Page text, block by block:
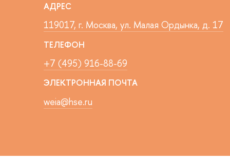
АДРЕС
119017, г. Москва, ул. Малая Ордынка, д. 17
ТЕЛЕФОН
+7 (495) 916-88-69
ЭЛЕКТРОННАЯ ПОЧТА
weia@hse.ru